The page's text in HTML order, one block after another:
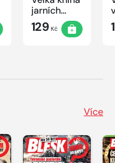
jarních
křížovek
2026
129 Kč
Více